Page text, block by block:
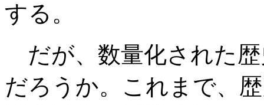
する。
だが、数量化された
だろうか。これまで、